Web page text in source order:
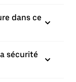
dans ce
sécurité